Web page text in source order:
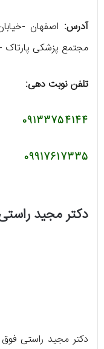
آدرس:
مجتمع پزشکی پارتاک -
تلفن نوبت دهی:
09133754144
09917617335
دکتر مجید
دکتر مجید راستی